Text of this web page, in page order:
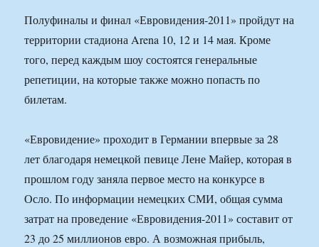
Полуфиналы и финал «Евровидения-2011» пройдут на
территории стадиона Arena 10, 12 и 14 мая. Кроме
того, перед каждым шоу состоятся генеральные
репетиции, на которые также можно попасть по
билетам.
«Евровидение» проходит в Германии впервые за 28
лет благодаря немецкой певице Лене Майер, которая в
прошлом году заняла первое место на конкурсе в
Осло. По информации немецких СМИ, общая сумма
затрат на проведение «Евровидения-2011» составит от
23 до 25 миллионов евро. А возможная прибыль,